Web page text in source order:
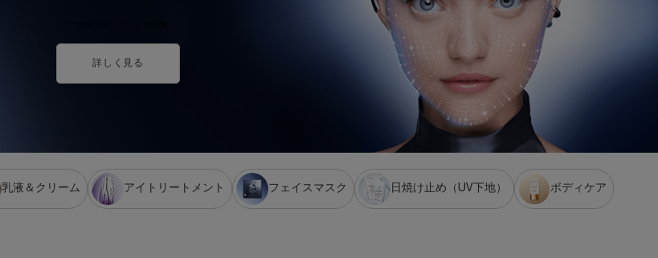
詳しく見る
乳液＆クリーム アイトリートメント フェイスマスク 日焼け止め（UV下地） ボディケア